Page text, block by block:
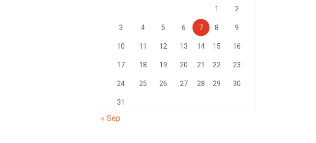
1 2
3 4 5 6 7 8 9
10 11 12 13 14 15 16
17 18 19 20 21 22 23
24 25 26 27 28 29 30
31
« Sep